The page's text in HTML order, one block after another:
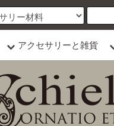
アクセサリーと雑貨